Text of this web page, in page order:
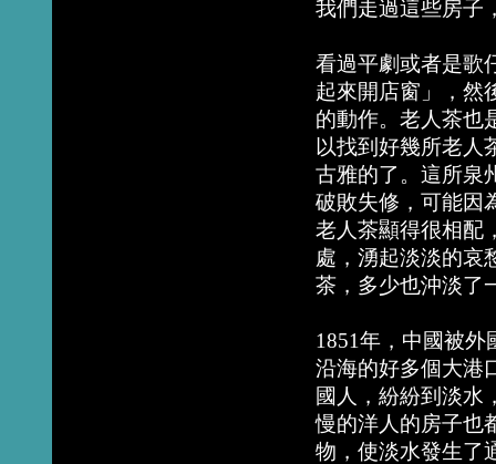
我們走過這些房子
看過平劇或者是歌
起來開店窗」，然
的動作。老人茶也
以找到好幾所老人
古雅的了。這所泉
破敗失修，可能因
老人茶顯得很相配
處，湧起淡淡的哀
茶，多少也沖淡了
1851年，中國被
沿海的好多個大港
國人，紛紛到淡水
慢的洋人的房子也
物，使淡水發生了